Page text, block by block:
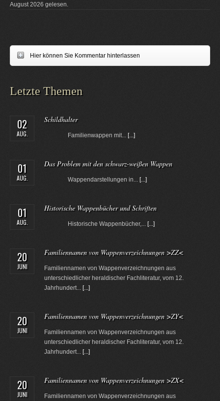
August 2026 gelesen.
Hier können Sie Kommentar hinterlassen
Letzte Themen
02
AUG.
Schildhalter
Familienwappen mit... [...]
01
AUG.
Das Problem mit den schwarz-weißen Wappen
Wappendarstellungen in... [...]
01
AUG.
Historische Wappenbücher und Schriften
Historische Wappenbücher,... [...]
20
JUNI
Familiennamen von Wappenverzeichnungen >ZZ<
Familiennamen von Wappenverzeichnungen aus
unterschiedlicher heraldischer Fachliteratur, vom 12.
Jahrhundert... [...]
20
JUNI
Familiennamen von Wappenverzeichnungen >ZY<
Familiennamen von Wappenverzeichnungen aus
unterschiedlicher heraldischer Fachliteratur, vom 12.
Jahrhundert... [...]
20
JUNI
Familiennamen von Wappenverzeichnungen >ZX<
Familiennamen von Wappenverzeichnungen aus